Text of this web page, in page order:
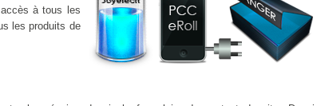
à tous les
les produits de